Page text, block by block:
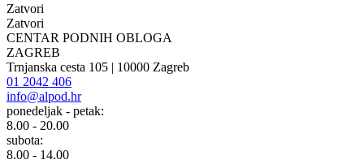
Zatvori
Zatvori
CENTAR PODNIH OBLOGA
ZAGREB
Trnjanska cesta 105 | 10000 Zagreb
01 2042 406
info@alpod.hr
ponedeljak - petak:
8.00 - 20.00
subota:
8.00 - 14.00